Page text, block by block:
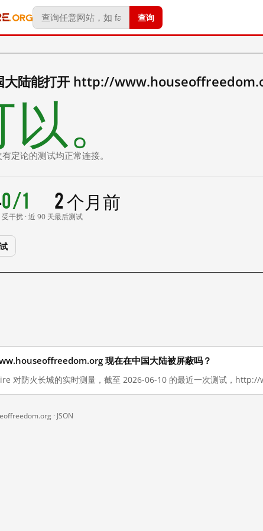
查询
大陆能打开 http://
。
定论的测试均正常连接。
0/1
受干扰 · 近 90 天
2 个月前
最后测试
现在在中国大陆被屏蔽吗？
对防火长城的实时测量，截至 2026-06-10 的最近一次测试，
· JSON